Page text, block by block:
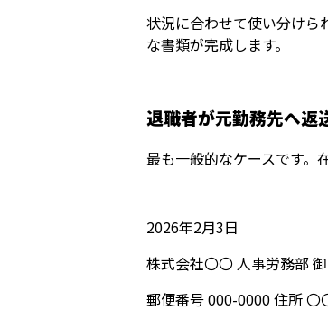
状況に合わせて使い分けら
な書類が完成します。
退職者が元勤務先へ返
最も一般的なケースです。
2026年2月3日
株式会社〇〇 人事労務部
郵便番号 000-0000 住所